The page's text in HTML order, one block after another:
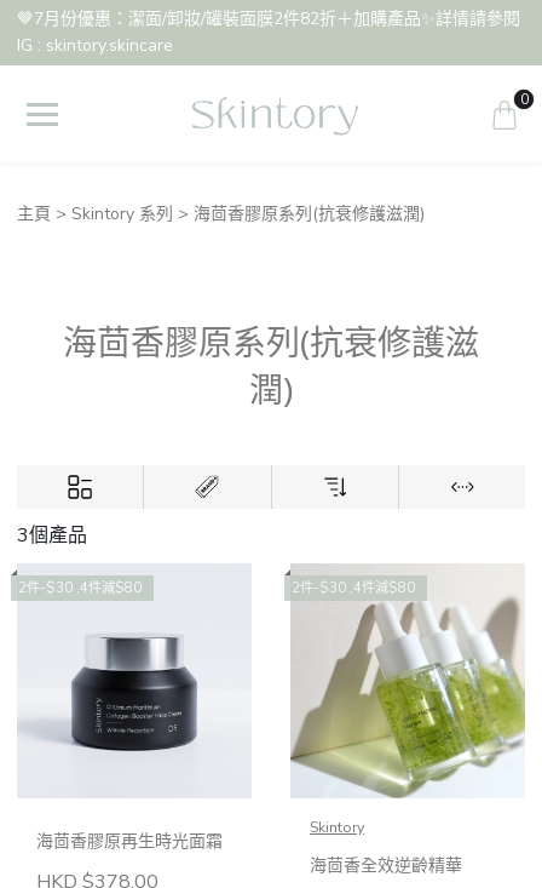
🤎7月份優惠：潔面/卸妝/罐裝面膜2件82折＋加購產品✨詳情請參閱
IG : skintory.skincare
0
主頁 Skintory 系列 海茴香膠原系列(抗衰修護滋潤)
海茴香膠原系列(抗衰修護滋
潤)
3個產品
2件-$30 ,4件減$80
海茴香膠原再生時光面霜
HKD $378.00
2件-$30 ,4件減$80
Skintory
海茴香全效逆齡精華